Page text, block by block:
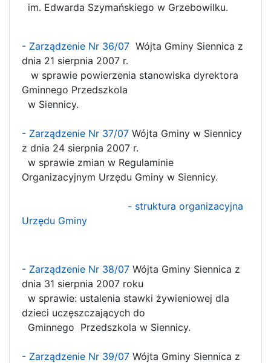
im. Edwarda Szymańskiego w Grzebowilku.
- Zarządzenie Nr 36/07 Wójta Gminy Siennica z
dnia 21 sierpnia 2007 r.
w sprawie powierzenia stanowiska dyrektora
Gminnego Przedszkola
w Siennicy.
- Zarządzenie Nr 37/07 Wójta Gminy w Siennicy
z dnia 24 sierpnia 2007 r.
w sprawie zmian w Regulaminie
Organizacyjnym Urzędu Gminy w Siennicy.
- struktura organizacyjna
Urzędu Gminy
- Zarządzenie Nr 38/07 Wójta Gminy Siennica z
dnia 31 sierpnia 2007 roku
w sprawie: ustalenia stawki żywieniowej dla
dzieci uczęszczających do
Gminnego Przedszkola w Siennicy.
- Zarządzenie Nr 39/07 Wójta Gminy Siennica z